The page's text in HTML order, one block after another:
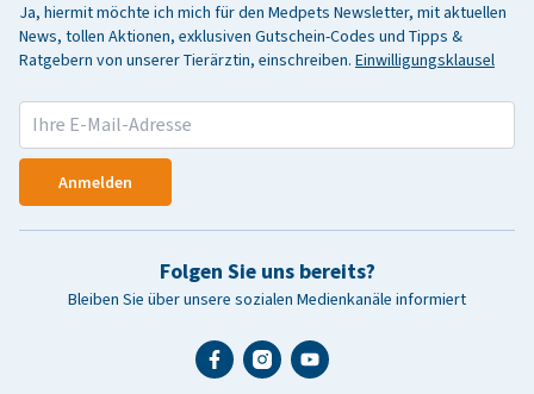
Ja, hiermit möchte ich mich für den Medpets Newsletter, mit aktuellen
News, tollen Aktionen, exklusiven Gutschein-Codes und Tipps &
Ratgebern von unserer Tierärztin, einschreiben. Einwilligungsklausel
Anmelden
Folgen Sie uns bereits?
Bleiben Sie über unsere sozialen Medienkanäle informiert